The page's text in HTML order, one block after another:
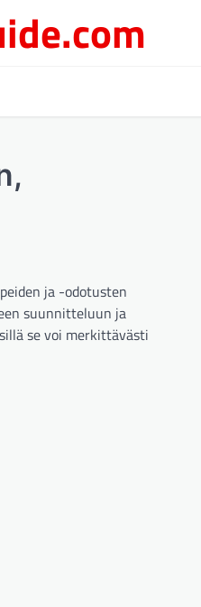
ja -odotusten
suunnitteluun ja
se voi merkittävästi